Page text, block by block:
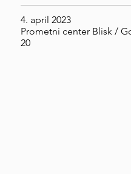
4. april 2023
Prometni center Blisk /
20